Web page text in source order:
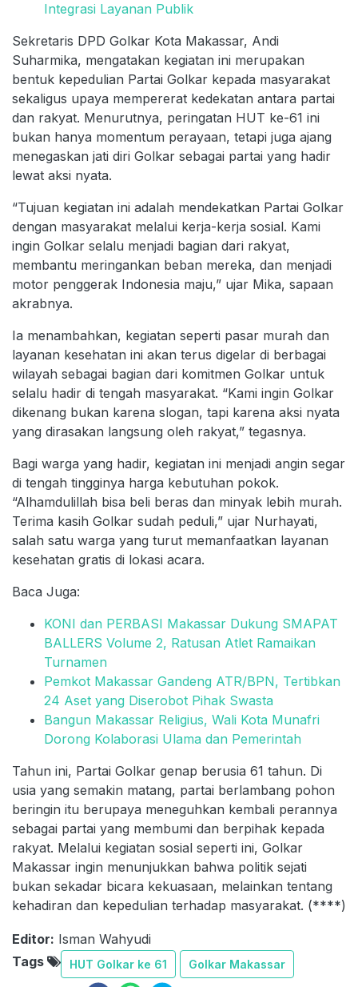
Integrasi Layanan Publik
Sekretaris DPD Golkar Kota Makassar, Andi
Suharmika, mengatakan kegiatan ini merupakan
bentuk kepedulian Partai Golkar kepada masyarakat
sekaligus upaya mempererat kedekatan antara partai
dan rakyat. Menurutnya, peringatan HUT ke-61 ini
bukan hanya momentum perayaan, tetapi juga ajang
menegaskan jati diri Golkar sebagai partai yang hadir
lewat aksi nyata.
“Tujuan kegiatan ini adalah mendekatkan Partai Golkar
dengan masyarakat melalui kerja-kerja sosial. Kami
ingin Golkar selalu menjadi bagian dari rakyat,
membantu meringankan beban mereka, dan menjadi
motor penggerak Indonesia maju,” ujar Mika, sapaan
akrabnya.
Ia menambahkan, kegiatan seperti pasar murah dan
layanan kesehatan ini akan terus digelar di berbagai
wilayah sebagai bagian dari komitmen Golkar untuk
selalu hadir di tengah masyarakat. “Kami ingin Golkar
dikenang bukan karena slogan, tapi karena aksi nyata
yang dirasakan langsung oleh rakyat,” tegasnya.
Bagi warga yang hadir, kegiatan ini menjadi angin segar
di tengah tingginya harga kebutuhan pokok.
“Alhamdulillah bisa beli beras dan minyak lebih murah.
Terima kasih Golkar sudah peduli,” ujar Nurhayati,
salah satu warga yang turut memanfaatkan layanan
kesehatan gratis di lokasi acara.
Baca Juga:
KONI dan PERBASI Makassar Dukung SMAPAT
BALLERS Volume 2, Ratusan Atlet Ramaikan
Turnamen
Pemkot Makassar Gandeng ATR/BPN, Tertibkan
24 Aset yang Diserobot Pihak Swasta
Bangun Makassar Religius, Wali Kota Munafri
Dorong Kolaborasi Ulama dan Pemerintah
Tahun ini, Partai Golkar genap berusia 61 tahun. Di
usia yang semakin matang, partai berlambang pohon
beringin itu berupaya meneguhkan kembali perannya
sebagai partai yang membumi dan berpihak kepada
rakyat. Melalui kegiatan sosial seperti ini, Golkar
Makassar ingin menunjukkan bahwa politik sejati
bukan sekadar bicara kekuasaan, melainkan tentang
kehadiran dan kepedulian terhadap masyarakat. (****)
Editor: Isman Wahyudi
Tags
HUT Golkar ke 61 Golkar Makassar